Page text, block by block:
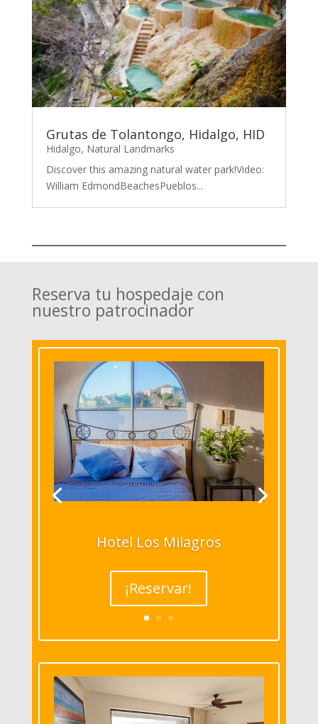
Grutas de Tolantongo, Hidalgo, HID
Hidalgo, Natural Landmarks
Discover this amazing natural water park!Video:
William EdmondBeachesPueblos...
Reserva tu hospedaje con
nuestro patrocinador
Hotel Los Milagros
¡Reservar!